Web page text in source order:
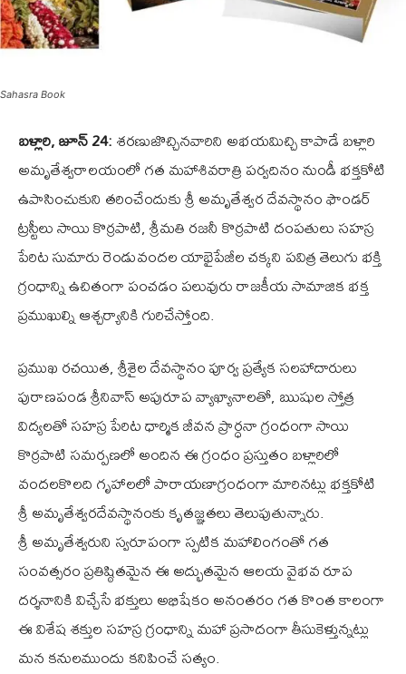
Sahasra Book
బళ్లారి, జూన్ 24:శరణుజొచ్చినవారిని అభయమిచ్చి కాపాడే బళ్లారి
అమృతేశ్వరాలయంలో గత మహాశివరాత్రి పర్వదినం నుండీ భక్తకోటి
ఉపాసించుకుని తరించేందుకు శ్రీ అమృతేశ్వర దేవస్థానం ఫౌండర్
ట్రస్టీలు సాయి కొర్రపాటి, శ్రీమతి రజనీ కొర్రపాటి దంపతులు సహస్ర
పేరిట సుమారు రెండువందల యాభైపేజీల చక్కని పవిత్ర తెలుగు భక్తి
గ్రంధాన్ని ఉచితంగా పంచడం పలువురు రాజకీయ సామాజిక భక్త
ప్రముఖుల్ని ఆశ్చర్యానికి గురిచేస్తోంది.
ప్రముఖ రచయిత, శ్రీశైల దేవస్థానం పూర్వ ప్రత్యేక సలహాదారులు
పురాణపండ శ్రీనివాస్ అపురూప వ్యాఖ్యానాలతో, ఋషుల స్తోత్ర
విద్యలతో సహస్ర పేరిట ధార్మిక జీవన ప్రార్ధనా గ్రంధంగా సాయి
కొర్రపాటి సమర్పణలో అందిన ఈ గ్రంధం ప్రస్తుతం బళ్లారిలో
వందలకొలది గృహాలలో పారాయణాగ్రంధంగా మారినట్లు భక్తకోటి
శ్రీ అమృతేశ్వరదేవస్థానంకు కృతజ్ఞతలు తెలుపుతున్నారు.
శ్రీ అమృతేశ్వరుని స్వరూపంగా స్పటిక మహాలింగంతో గత
సంవత్సరం ప్రతిష్ఠితమైన ఈ అద్భుతమైన ఆలయ వైభవ రూప
దర్శనానికి విచ్చేసే భక్తులు అభిషేకం అనంతరం గత కొంత కాలంగా
ఈ విశేష శక్తుల సహస్ర గ్రంధాన్ని మహా ప్రసాదంగా తీసుకెళ్తున్నట్లు
మన కనులముందు కనిపించే సత్యం.